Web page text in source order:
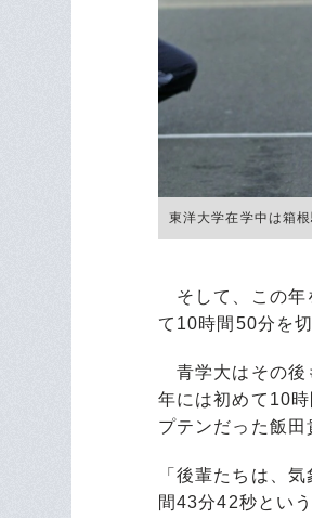
東洋大学在学中は箱
そして、この年
て10時間50分を
青学大はその後
年には初めて10
プテンだった飯田
「後輩たちは、
間43分42秒とい